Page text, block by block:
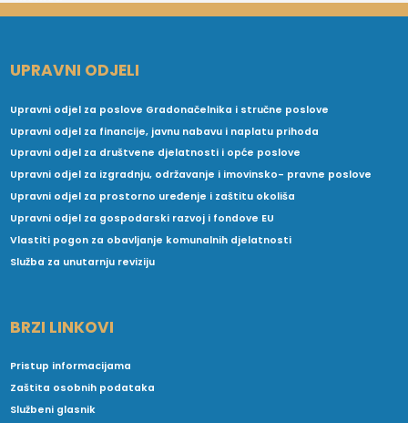
UPRAVNI ODJELI
Upravni odjel za poslove Gradonačelnika i stručne poslove
Upravni odjel za financije, javnu nabavu i naplatu prihoda
Upravni odjel za društvene djelatnosti i opće poslove
Upravni odjel za izgradnju, održavanje i imovinsko- pravne poslove
Upravni odjel za prostorno uređenje i zaštitu okoliša
Upravni odjel za gospodarski razvoj i fondove EU
Vlastiti pogon za obavljanje komunalnih djelatnosti
Služba za unutarnju reviziju
BRZI LINKOVI
Pristup informacijama
Zaštita osobnih podataka
Službeni glasnik